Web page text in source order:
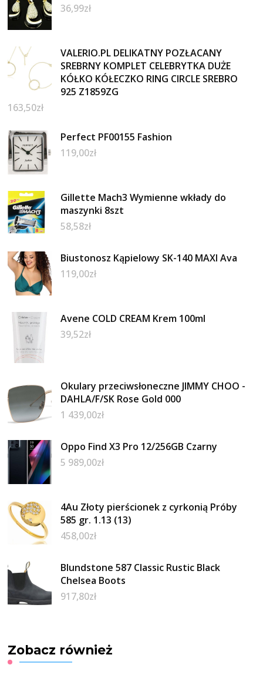
36,99zł
VALERIO.PL DELIKATNY POZŁACANY
SREBRNY KOMPLET CELEBRYTKA DUŻE
KÓŁKO KÓŁECZKO RING CIRCLE SREBRO
925 Z1859ZG
163,50zł
Perfect PF00155 Fashion
119,00zł
Gillette Mach3 Wymienne wkłady do
maszynki 8szt
58,58zł
Biustonosz Kąpielowy SK-140 MAXI Ava
119,00zł
Avene COLD CREAM Krem 100ml
39,52zł
Okulary przeciwsłoneczne JIMMY CHOO -
DAHLA/F/SK Rose Gold 000
1 439,00zł
Oppo Find X3 Pro 12/256GB Czarny
5 989,00zł
4Au Złoty pierścionek z cyrkonią Próby
585 gr. 1.13 (13)
458,00zł
Blundstone 587 Classic Rustic Black
Chelsea Boots
917,80zł
Zobacz również